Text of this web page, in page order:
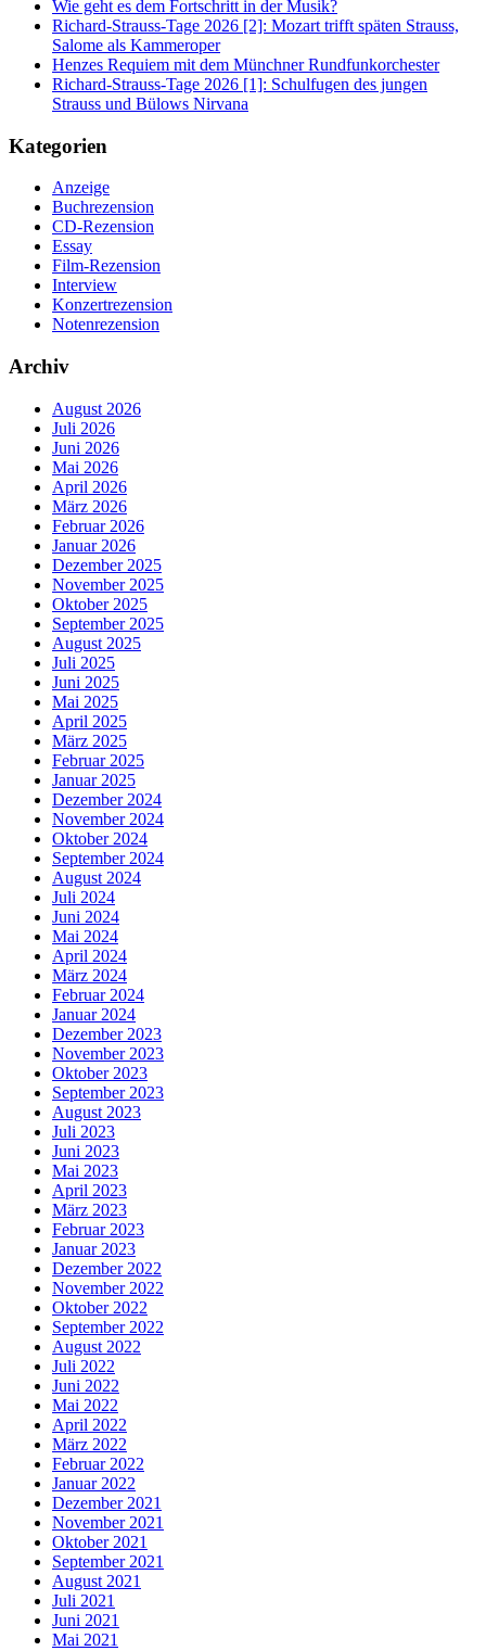
Wie geht es dem Fortschritt in der Musik?
Richard-Strauss-Tage 2026 [2]: Mozart trifft späten Strauss,
Salome als Kammeroper
Henzes Requiem mit dem Münchner Rundfunkorchester
Richard-Strauss-Tage 2026 [1]: Schulfugen des jungen
Strauss und Bülows Nirvana
Kategorien
Anzeige
Buchrezension
CD-Rezension
Essay
Film-Rezension
Interview
Konzertrezension
Notenrezension
Archiv
August 2026
Juli 2026
Juni 2026
Mai 2026
April 2026
März 2026
Februar 2026
Januar 2026
Dezember 2025
November 2025
Oktober 2025
September 2025
August 2025
Juli 2025
Juni 2025
Mai 2025
April 2025
März 2025
Februar 2025
Januar 2025
Dezember 2024
November 2024
Oktober 2024
September 2024
August 2024
Juli 2024
Juni 2024
Mai 2024
April 2024
März 2024
Februar 2024
Januar 2024
Dezember 2023
November 2023
Oktober 2023
September 2023
August 2023
Juli 2023
Juni 2023
Mai 2023
April 2023
März 2023
Februar 2023
Januar 2023
Dezember 2022
November 2022
Oktober 2022
September 2022
August 2022
Juli 2022
Juni 2022
Mai 2022
April 2022
März 2022
Februar 2022
Januar 2022
Dezember 2021
November 2021
Oktober 2021
September 2021
August 2021
Juli 2021
Juni 2021
Mai 2021